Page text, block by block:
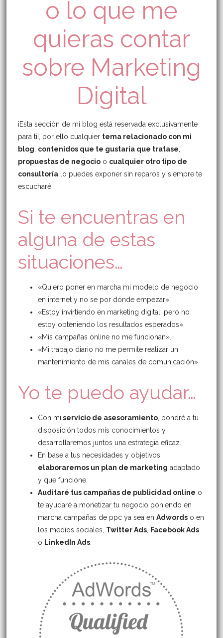
o lo que me
quieras contar
sobre Marketing
Digital
¡Esta sección de mi blog está reservada exclusivamente
para ti!, por ello cualquier tema relacionado con mi
blog contenidos que te gustaría que tratase
propuestas de negocioo cualquier otro tipo de
consultoríalo puedes exponer sin reparos y siempre te
escucharé.
Si te encuentras en
alguna de estas
situaciones…
«Quiero poner en marcha mi modelo de negocio
en internet y no se por dónde empezar».
«Estoy invirtiendo en marketing digital, pero no
estoy obteniendo los resultados esperados».
«Mis campañas online no me funcionan».
«Mi trabajo diario no me permite realizar un
mantenimiento de mis canales de comunicación».
Yo te puedo ayudar…
Con mi servicio de asesoramiento, pondré a tu
disposición todos mis conocimientos y
desarrollaremos juntos una estrategia eficaz.
En base a tus necesidades y objetivos
elaboraremos un plan de marketing adaptado
y que funcione.
Auditaré tus campañas de publicidad online o
te ayudaré a monetizar tu negocio poniendo en
marcha campañas de ppc ya sea en Adwordso en
los medios sociales, Twitter Ads,
Facebook Ads
o LinkedIn Ads.